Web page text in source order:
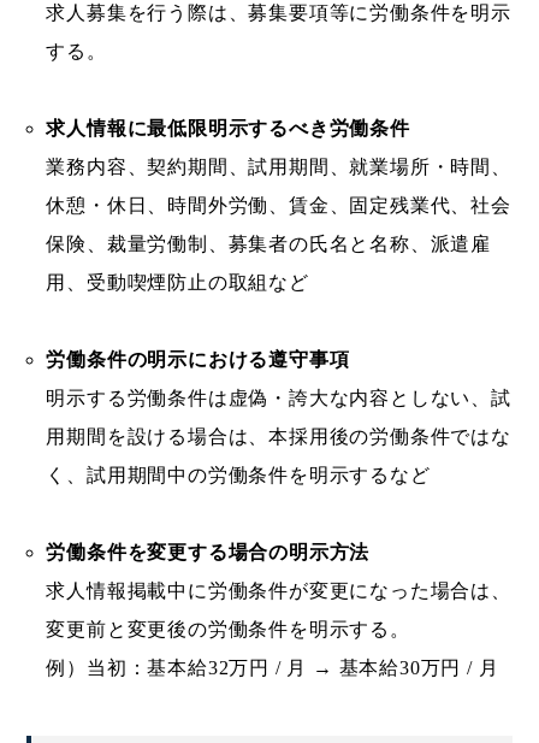
求人募集を行う際は、募集要項等に労働条件を明示
する。
求人情報に最低限明示するべき労働条件
業務内容、契約期間、試用期間、就業場所・時間、
休憩・休日、時間外労働、賃金、固定残業代、社会
保険、裁量労働制、募集者の氏名と名称、派遣雇
用、受動喫煙防止の取組など
労働条件の明示における遵守事項
明示する労働条件は虚偽・誇大な内容としない、試
用期間を設ける場合は、本採用後の労働条件ではな
く、試用期間中の労働条件を明示するなど
労働条件を変更する場合の明示方法
求人情報掲載中に労働条件が変更になった場合は、
変更前と変更後の労働条件を明示する。
例）当初：基本給32万円 / 月 → 基本給30万円 / 月